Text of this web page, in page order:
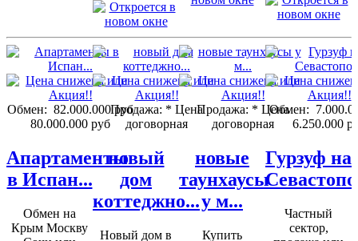
Обмен: 82.000.000 руб
80.000.000 руб
Апартаменты
в Испан...
Обмен на
Крым Москву
Продажа: * Цена
договорная
новый
дом
коттеджно...
Новый дом в
Продажа: * Цена
договорная
новые
таунхаусы
у м...
Купить
Обмен:
6.250.000
Гурзуф на
Частный
сектор,